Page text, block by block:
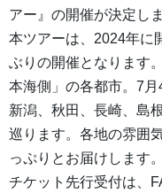
アー』の開催が決定し
本ツアーは、2024年に
ぶりの開催となります
本海側」の各都市。7月
新潟、秋田、長崎、島
巡ります。各地の雰囲
っぷりとお届けします。
チケット先行受付は、